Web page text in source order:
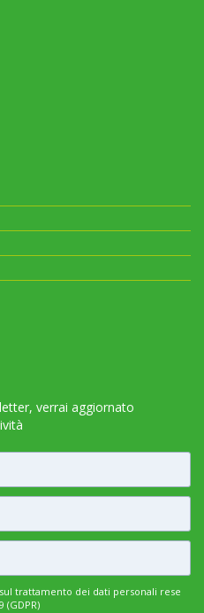
verrai aggiornato
trattamento dei dati personali rese
(GDPR)